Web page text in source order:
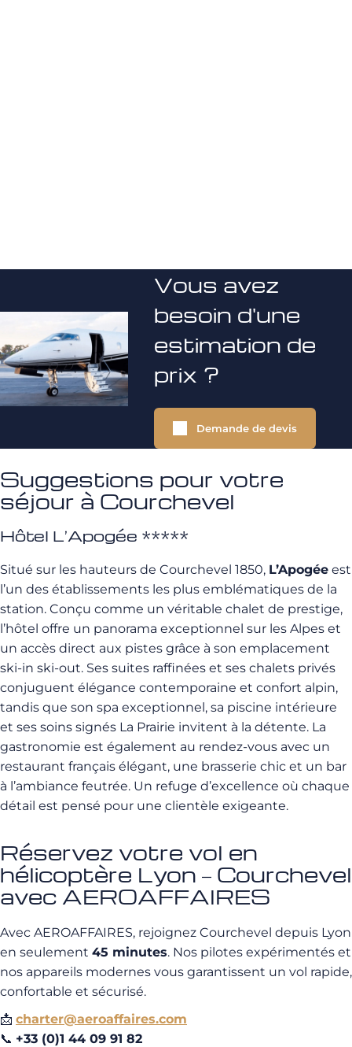
Vous avez
besoin d'une
estimation de
prix ?
Demande de devis
Suggestions pour votre
séjour à Courchevel
Hôtel L’Apogée *****
Situé sur les hauteurs de Courchevel 1850, L’Apogée est
l’un des établissements les plus emblématiques de la
station. Conçu comme un véritable chalet de prestige,
l’hôtel offre un panorama exceptionnel sur les Alpes et
un accès direct aux pistes grâce à son emplacement
ski-in ski-out. Ses suites raffinées et ses chalets privés
conjuguent élégance contemporaine et confort alpin,
tandis que son spa exceptionnel, sa piscine intérieure
et ses soins signés La Prairie invitent à la détente. La
gastronomie est également au rendez-vous avec un
restaurant français élégant, une brasserie chic et un bar
à l’ambiance feutrée. Un refuge d’excellence où chaque
détail est pensé pour une clientèle exigeante.
Réservez votre vol en
hélicoptère Lyon – Courchevel
avec AEROAFFAIRES
Avec AEROAFFAIRES, rejoignez Courchevel depuis Lyon
en seulement 45 minutes. Nos pilotes expérimentés et
nos appareils modernes vous garantissent un vol rapide,
confortable et sécurisé.
📩 charter@aeroaffaires.com
📞 +33 (0)1 44 09 91 82